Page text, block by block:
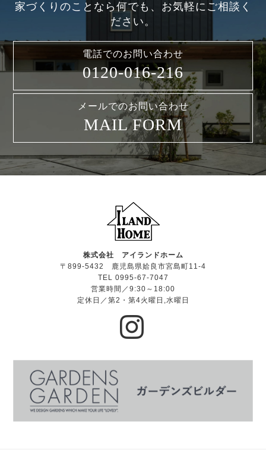
家づくりのことなら何でも、お気軽にご相談く
ださい。
電話でのお問い合わせ
0120-016-216
メールでのお問い合わせ
MAIL FORM
株式会社 アイランドホーム
〒899-5432 鹿児島県姶良市宮島町11-4
TEL 0995-67-7047
営業時間／9:30～18:00
定休日／第2・第4火曜日,水曜日